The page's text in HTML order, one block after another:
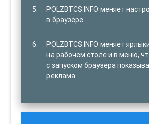
POLZBTCS.INFO меняет
в браузере.
POLZBTCS.INFO меняет
на рабочем столе и в меню,
с запуском браузера
реклама.